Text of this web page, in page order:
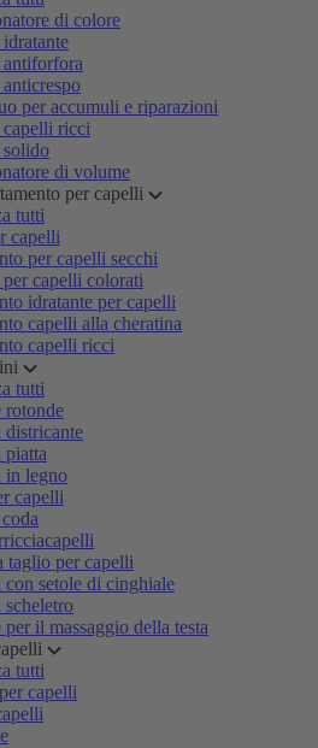
di colore
antiforfora
per accumuli e riparazioni
capelli ricci
solido
di volume
per capelli
tutti
capelli
per capelli secchi
per capelli colorati
idratante per capelli
capelli alla cheratina
capelli ricci
tutti
rotonde
districante
piatta
in legno
capelli
taglio per capelli
con setole di cinghiale
scheletro
per il massaggio della testa
tutti
capelli